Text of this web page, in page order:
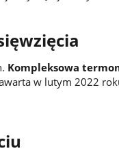
Kompleksowa
w lutym 2022